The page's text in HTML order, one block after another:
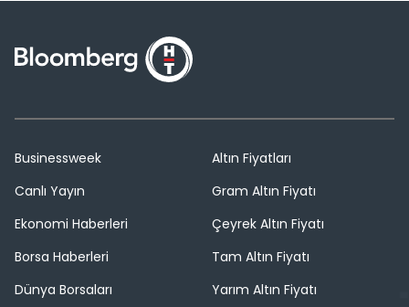
Businessweek
Canlı Yayın
Ekonomi Haberleri
Borsa Haberleri
Dünya Borsaları
Altın Fiyatları
Gram Altın Fiyatı
Çeyrek Altın Fiyatı
Tam Altın Fiyatı
Yarım Altın Fiyatı